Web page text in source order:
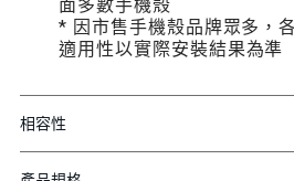
面多數手機殼
* 因市售手機殼品牌眾多，
適用性以實際安裝結果為準
相容性